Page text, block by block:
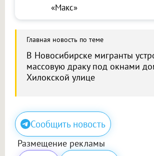
«Макс»
Главная новость по теме
В Новосибирске мигранты
массовую драку под окнами
Хилокской улице
Сообщить новость
Размещение рекламы